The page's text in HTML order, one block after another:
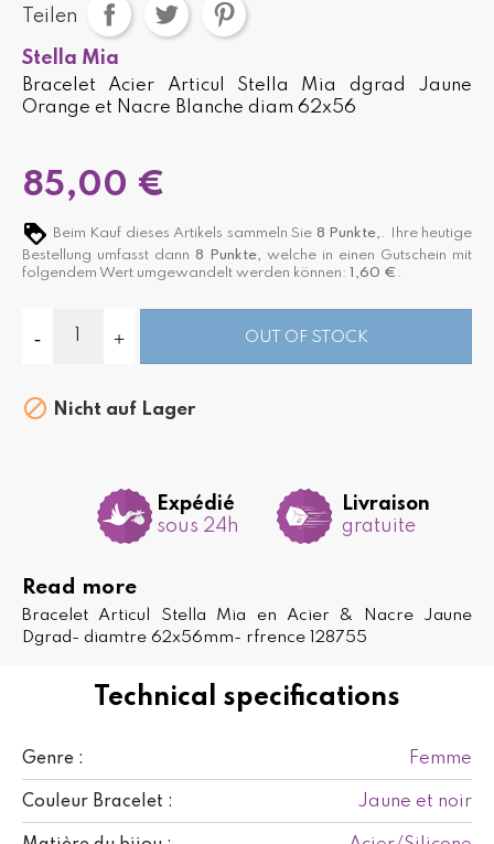
Technical specifications
Genre : Femme
Couleur Bracelet : Jaune et noir
Teilen
Stella Mia
Bracelet Acier Articul Stella Mia dgrad Jaune
Orange et Nacre Blanche diam 62x56
85,00 €
Beim Kauf dieses Artikels sammeln Sie 8 Punkte, . Ihre heutige
Bestellung umfasst dann 8 Punkte, welche in einen Gutschein mit
folgendem Wert umgewandelt werden können: 1,60 € .
OUT OF STOCK
 Nicht auf Lager
Expédié
sous 24h
Livraison
gratuite
Read more
Bracelet Articul Stella Mia en Acier & Nacre Jaune
Dgrad- diamtre 62x56mm- rfrence 128755